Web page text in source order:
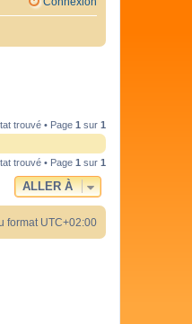
trouvé • Page 1 sur 1
trouvé • Page 1 sur 1
ALLER À
format UTC+02:00